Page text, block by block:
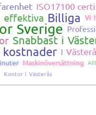
ISO17100
effektiva Billiga Vi
Sverige
Snabbast i
I
Maskinöversättning
Kontor i Västerås